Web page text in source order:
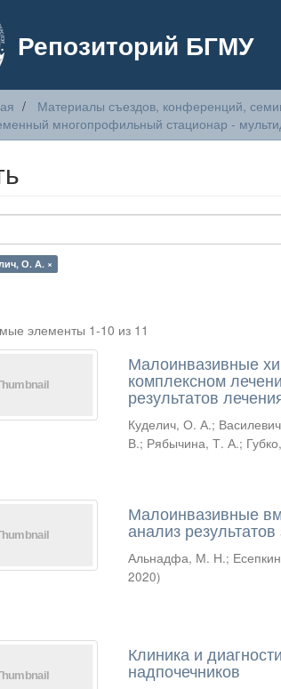
Репозиторий БГМУ
Материалы съездов, конференций,
многопрофильный стационар -
О. А. ×
элементы 1-10 из 11
Малоинвазивные
комплексном
результатов
Куделич, О. А.;
В.; Рябычина, Т. А.;
Малоинвазивные
анализ
Альнадфа, М. Н.;
2020)
Клиника и
надпочечников